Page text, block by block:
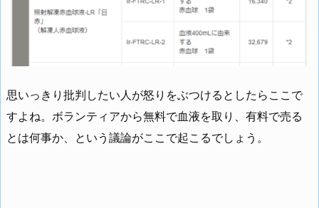
思いっきり批判したい人が怒りをぶつけるとしたらここで
すよね。ボランティアから無料で血液を取り、有料で売る
とは何事か、という議論がここで起こるでしょう。